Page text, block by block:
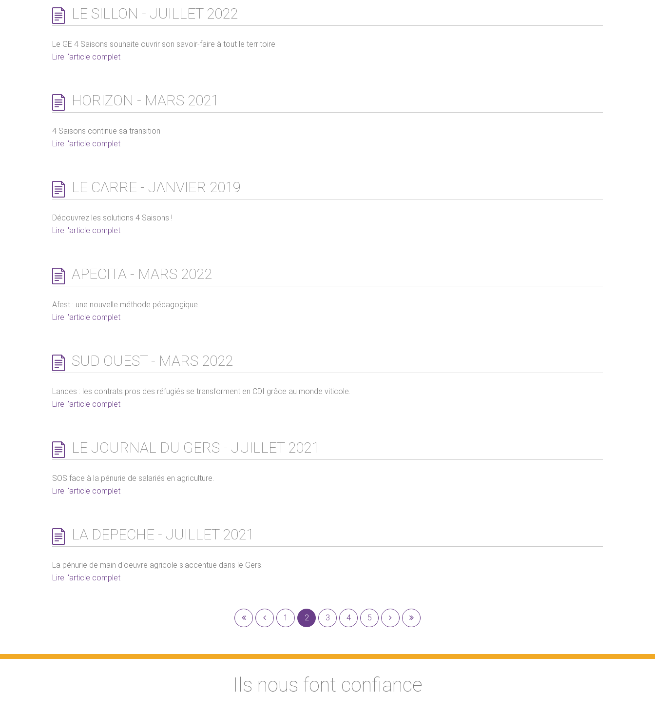
LE SILLON - JUILLET 2022
Le GE 4 Saisons souhaite ouvrir son savoir-faire à tout le territoire
Lire l'article complet
HORIZON - MARS 2021
4 Saisons continue sa transition
Lire l'article complet
LE CARRE - JANVIER 2019
Découvrez les solutions 4 Saisons !
Lire l'article complet
APECITA - MARS 2022
Afest : une nouvelle méthode pédagogique.
Lire l'article complet
SUD OUEST - MARS 2022
Landes : les contrats pros des réfugiés se transforment en CDI grâce au monde viticole.
Lire l'article complet
LE JOURNAL DU GERS - JUILLET 2021
SOS face à la pénurie de salariés en agriculture.
Lire l'article complet
LA DEPECHE - JUILLET 2021
La pénurie de main d'oeuvre agricole s'accentue dans le Gers.
Lire l'article complet
1 2 3 4 5
Ils nous font confiance